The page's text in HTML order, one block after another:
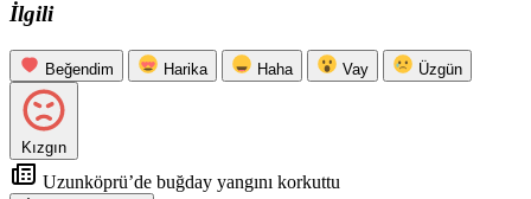
İlgili
Beğendim Harika Haha Vay Üzgün
Kızgın
Uzunköprü’de buğday yangını korkuttu